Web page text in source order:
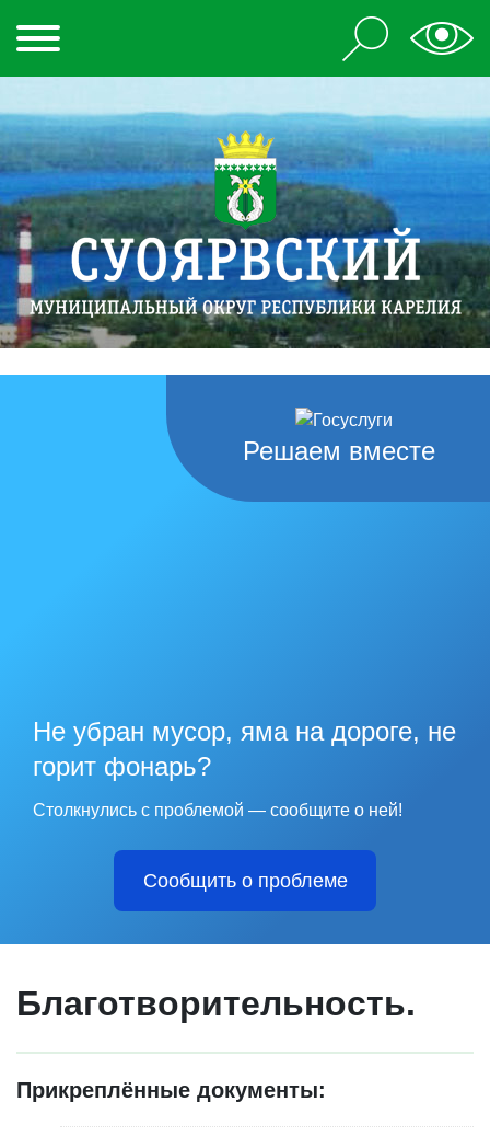
Решаем вместе
Не убран мусор, яма на дороге, не
горит фонарь?
Столкнулись с проблемой — сообщите о ней!
Сообщить о проблеме
Благотворительность.
Прикреплённые документы: